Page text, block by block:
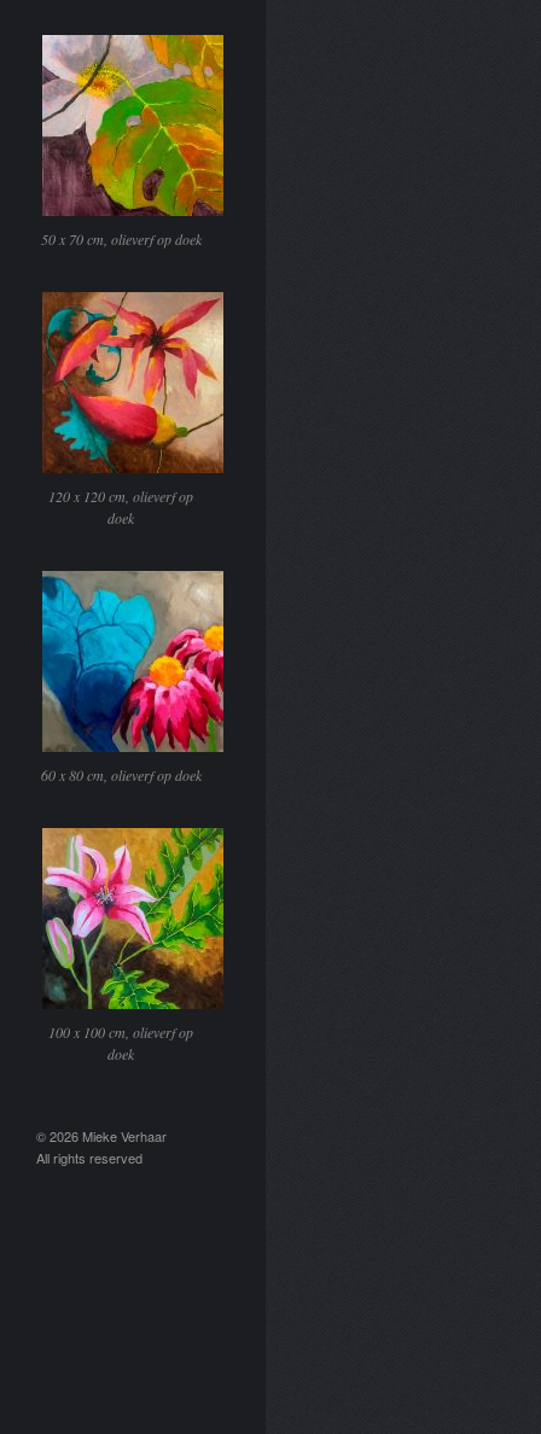
50 x 70 cm, olieverf op doek
120 x 120 cm, olieverf op
doek
60 x 80 cm, olieverf op doek
100 x 100 cm, olieverf op
doek
© 2026 Mieke Verhaar
All rights reserved